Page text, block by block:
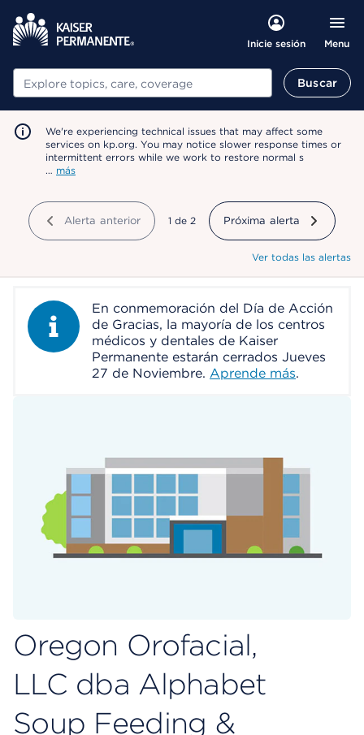
Inicie sesión Menu
Buscar Buscar
We're experiencing technical issues that may affect some
services on kp.org. You may notice slower response times or
intermittent errors while we work to restore normal s
… más
Alerta anterior mostrando
1 de 2 Próxima alerta
Ver todas las alertas
Information AlertEn conmemoración del Día de Acción
de Gracias, la mayoría de los centros
médicos y dentales de Kaiser
Permanente estarán cerrados Jueves
27 de Noviembre. Aprende más.
Oregon Orofacial,
LLC dba Alphabet
Soup Feeding &